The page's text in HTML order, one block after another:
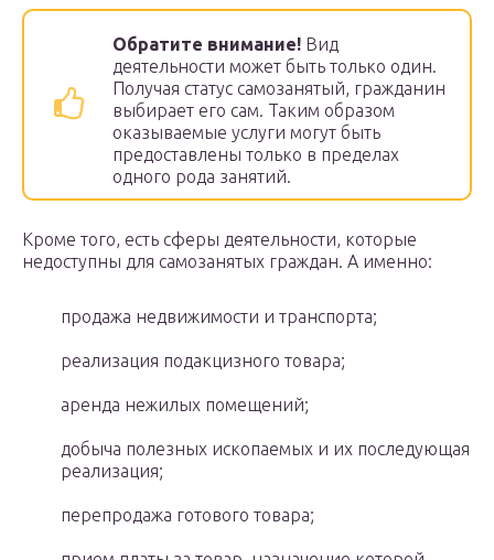
Обратите внимание! Вид
деятельности может быть только один.
Получая статус самозанятый, гражданин
выбирает его сам. Таким образом
оказываемые услуги могут быть
предоставлены только в пределах
одного рода занятий.
Кроме того, есть сферы деятельности, которые
недоступны для самозанятых граждан. А именно:
продажа недвижимости и транспорта;
реализация подакцизного товара;
аренда нежилых помещений;
добыча полезных ископаемых и их последующая
реализация;
перепродажа готового товара;